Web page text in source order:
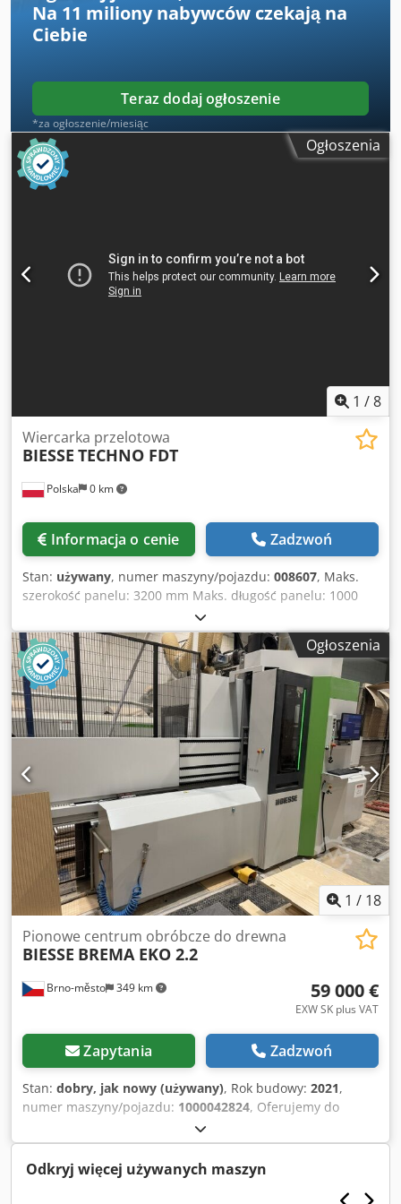
Na 11 miliony nabywców czekają na
Ciebie
Teraz dodaj ogłoszenie
*za ogłoszenie/miesiąc
Ogłoszenia
1 /8
Polska 0 km
Wiercarka przelotowa
BIESSE TECHNO FDT
Informacja o cenie Zadzwoń
Stan: używany, numer maszyny/pojazdu: 008607, Maks.
szerokość panelu: 3200 mm Maks. długość panelu: 1000
mm Liczba agregatów: 6 Liczba agregatów: 4 Codpfx
Adszqz N Estjha Boczne poziome grupy: tak
Ogłoszenia
1 / 18
Brno-město 349 km
Pionowe centrum obróbcze do drewna
BIESSE BREMA EKO 2.2
59 000 €
EXW SK plus VAT
Zapytania Zadzwoń
Stan: dobry, jak nowy (używany), Rok budowy: 2021,
numer maszyny/pojazdu: 1000042824, Oferujemy do
sprzedaży bardzo zadbaną maszynę Biesse BREMA EKO
2.2 z 2021 roku. Maszyna wyposażona jest w wymianę
narzędzi, dwa agregaty oraz komplet narzędzi.
Oprogramowanie bSolid. Maszyna była serwisowana przez
Odkryj więcej używanych maszyn